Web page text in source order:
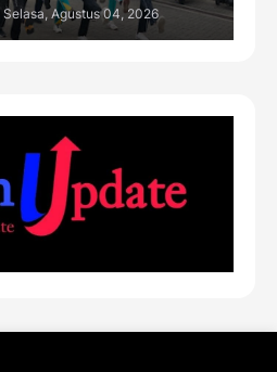
Selasa, Agustus 04, 2026